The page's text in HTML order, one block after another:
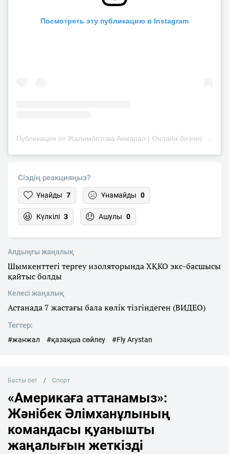
Посмотреть эту публикацию в Instagram
Сіздің реакцияңыз?
Ұнайды 7 Ұнамайды 0
Күлкілі 3 Ашулы 0
Алдыңғы жаңалық
Шымкенттегі тергеу изоляторында ХҚКО экс-басшысы
қайтыс болды
Келесі жаңалық
Астанада 7 жастағы бала көлік тізгіндеген (ВИДЕО)
Тегтер:
#жанжал #қазақша сөйлеу #Fly Arystan
Басты бет Спорт
«Америкаға аттанамыз»:
Жәнібек Әлімханұлының
командасы қуанышты
жаңалығын жеткізді